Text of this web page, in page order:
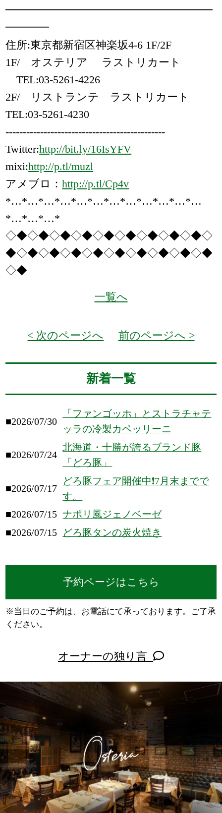
━━━━━━━━━━━━━━━━━━━
━━━━
住所:東京都新宿区神楽坂4-6 1F/2F
1F/ オステリア ラストリカート
TEL:03-5261-4226
2F/ リストランテ ラストリカート
TEL:03-5261-4230
----------------------------------------------
Twitter:http://bit.ly/16IsYFV
mixi:http://p.tl/muzl
アメブロ：http://p.tl/Cp4v
*…*…*…*…*…*…*…*…*…*…*…*…
*…*…*…*
◇◆◇◆◇◆◇◆◇◆◇◆◇◆◇◆◇◆◇
◆◇◆◇◆◇◆◇◆◇◆◇◆◇◆◇◆◇◆
◇◆
一覧へ
< 次のページへ 前のページへ >
新着一覧
■2026/07/30
「ファンゴッホ」とストラチャテ
ッラの冷製カペッリーニ
■2026/07/24
北海道・十勝が誇るブランド豚
「どろ豚」
■2026/07/17
どろ豚フェア開催中❗️7月末までで
す。
■2026/07/15 ナポリ風ジェノベーゼ
■2026/07/15
どろ豚タンの炭火焼き
予約ページはこちら
※当日のご予約は、お電話にて承っております。ご了承
ください。
オーナーの独り言